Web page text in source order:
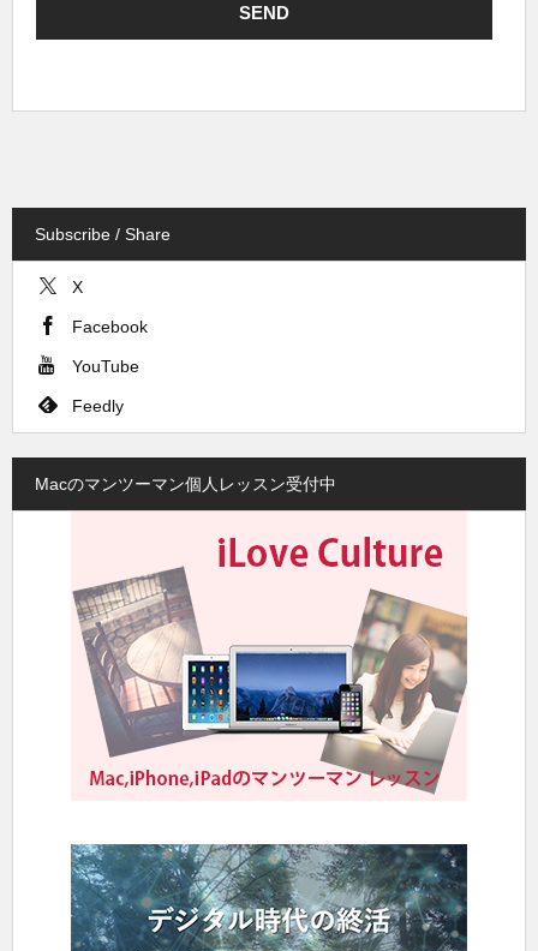
Subscribe / Share
X
Facebook
YouTube
Feedly
Macのマンツーマン個人レッスン受付中